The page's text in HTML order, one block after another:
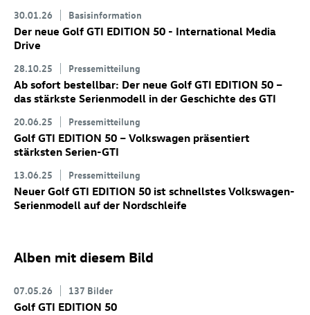
30.01.26 Basisinformation
Der neue Golf GTI EDITION 50 - International Media
Drive
28.10.25 Pressemitteilung
Ab sofort bestellbar: Der neue Golf GTI EDITION 50 –
das stärkste Serienmodell in der Geschichte des GTI
20.06.25 Pressemitteilung
Golf GTI EDITION 50 – Volkswagen präsentiert
stärksten Serien-GTI
13.06.25 Pressemitteilung
Neuer Golf GTI EDITION 50 ist schnellstes Volkswagen-
Serienmodell auf der Nordschleife
Alben mit diesem Bild
07.05.26 137 Bilder
Golf GTI EDITION 50